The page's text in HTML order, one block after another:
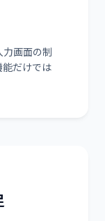
力画面の制
だけでは